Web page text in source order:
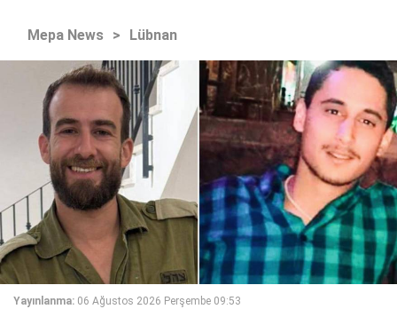
Mepa News > Lübnan
Yayınlanma: 06 Ağustos 2026 Perşembe 09:53